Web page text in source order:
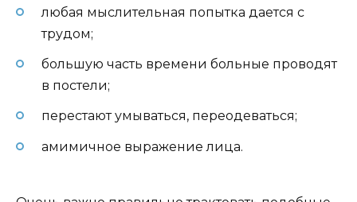
любая мыслительная попытка дается с
трудом;
большую часть времени больные проводят
в постели;
перестают умываться, переодеваться;
амимичное выражение лица.